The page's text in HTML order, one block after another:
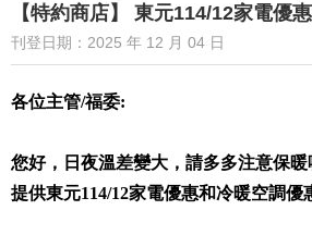
【特約商店】 東元114/12家電優
刊登日期：2025 年 12 月 04 日
各位主管/福委:
您好，日夜溫差變大，請多多注意保暖
提供東元114/12家電優惠和冷暖空調優